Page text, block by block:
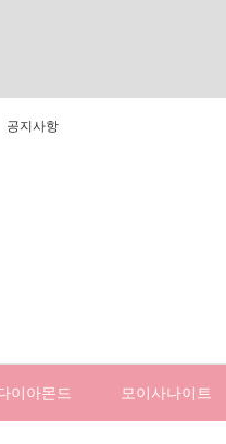
공지사항
이아몬드 모이사나이트